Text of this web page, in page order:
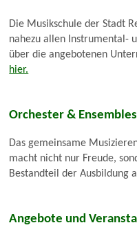
Die Musikschule der Stadt
nahezu allen Instrumental-
über die angebotenen
hier.
Orchester & Ensembles
Das gemeinsame
macht nicht nur Freude,
Bestandteil der Ausbildung
Angebote und